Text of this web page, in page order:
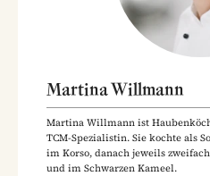
Martina Willmann
Martina Willmann ist
TCM-Spezialistin. Sie kochte als
im Korso, danach jeweils
und im Schwarzen Kameel.